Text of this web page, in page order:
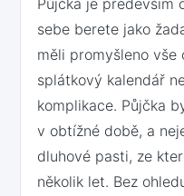
sebe berete jako
měli promyšleno vše
splátkový kalendář
komplikace. Půjčka
v obtížné době, a
dluhové pasti, ze
několik let. Bez